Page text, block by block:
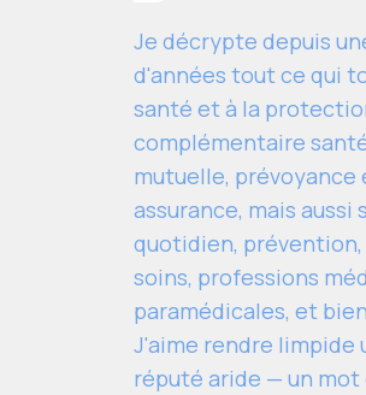
Je décrypte depuis
d'années tout ce qui
santé et à la
complémentaire
mutuelle, prévoyance
assurance, mais aussi
quotidien, prévention,
soins, professions
paramédicales, et
J'aime rendre limpide
réputé aride — un